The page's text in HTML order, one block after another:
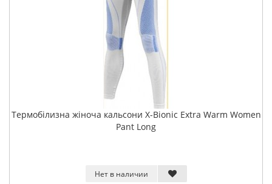
Термобілизна жіноча кальсони X-Bionic Extra Warm Women
Pant Long
Нет в наличии